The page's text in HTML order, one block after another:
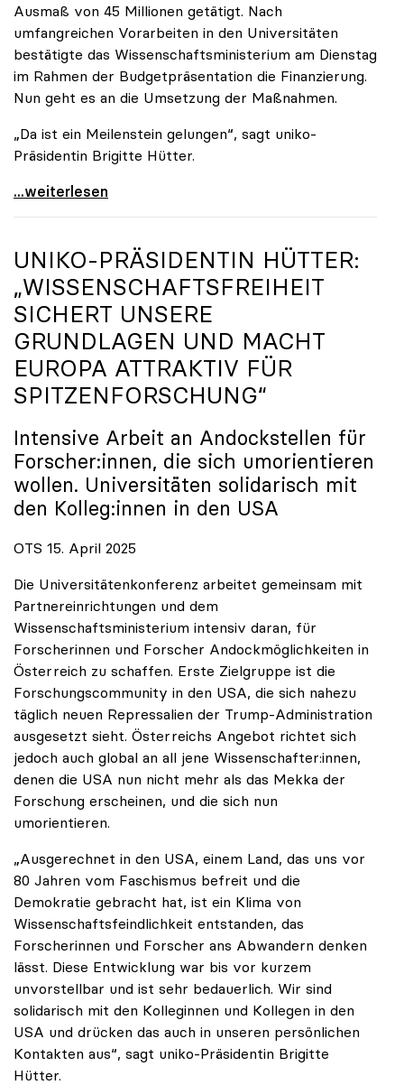
Ausmaß von 45 Millionen getätigt. Nach
umfangreichen Vorarbeiten in den Universitäten
bestätigte das Wissenschaftsministerium am Dienstag
im Rahmen der Budgetpräsentation die Finanzierung.
Nun geht es an die Umsetzung der Maßnahmen.
„Da ist ein Meilenstein gelungen“, sagt uniko-
Präsidentin Brigitte Hütter.
Universitäten wappnen sich gegen zunehmende Gefahr
...weiterlesen
UNIKO-PRÄSIDENTIN HÜTTER:
„WISSENSCHAFTSFREIHEIT
SICHERT UNSERE
GRUNDLAGEN UND MACHT
EUROPA ATTRAKTIV FÜR
SPITZENFORSCHUNG“
Intensive Arbeit an Andockstellen für
Forscher:innen, die sich umorientieren
wollen. Universitäten solidarisch mit
den Kolleg:innen in den USA
OTS 15. April 2025
Die Universitätenkonferenz arbeitet gemeinsam mit
Partnereinrichtungen und dem
Wissenschaftsministerium intensiv daran, für
Forscherinnen und Forscher Andockmöglichkeiten in
Österreich zu schaffen. Erste Zielgruppe ist die
Forschungscommunity in den USA, die sich nahezu
täglich neuen Repressalien der Trump-Administration
ausgesetzt sieht. Österreichs Angebot richtet sich
jedoch auch global an all jene Wissenschafter:innen,
denen die USA nun nicht mehr als das Mekka der
Forschung erscheinen, und die sich nun
umorientieren.
„Ausgerechnet in den USA, einem Land, das uns vor
80 Jahren vom Faschismus befreit und die
Demokratie gebracht hat, ist ein Klima von
Wissenschaftsfeindlichkeit entstanden, das
Forscherinnen und Forscher ans Abwandern denken
lässt. Diese Entwicklung war bis vor kurzem
unvorstellbar und ist sehr bedauerlich. Wir sind
solidarisch mit den Kolleginnen und Kollegen in den
USA und drücken das auch in unseren persönlichen
Kontakten aus“, sagt uniko-Präsidentin Brigitte
Hütter.